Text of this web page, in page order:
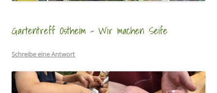
Gartentreff Ostheim – Wir machen Seife
Schreibe eine Antwort